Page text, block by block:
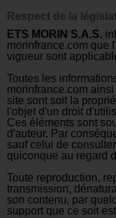
Respect de la
ETS MORIN S.A.S.
morinfrance.com que
vigueur sont
Toutes les
morinfrance.com
site sont soit la
l'objet d'un droit
Ces éléments sont
d'auteur. Par
sauf celui de
quiconque au regard
Toute reproduction,
transmission,
son contenu, par
support que ce soit